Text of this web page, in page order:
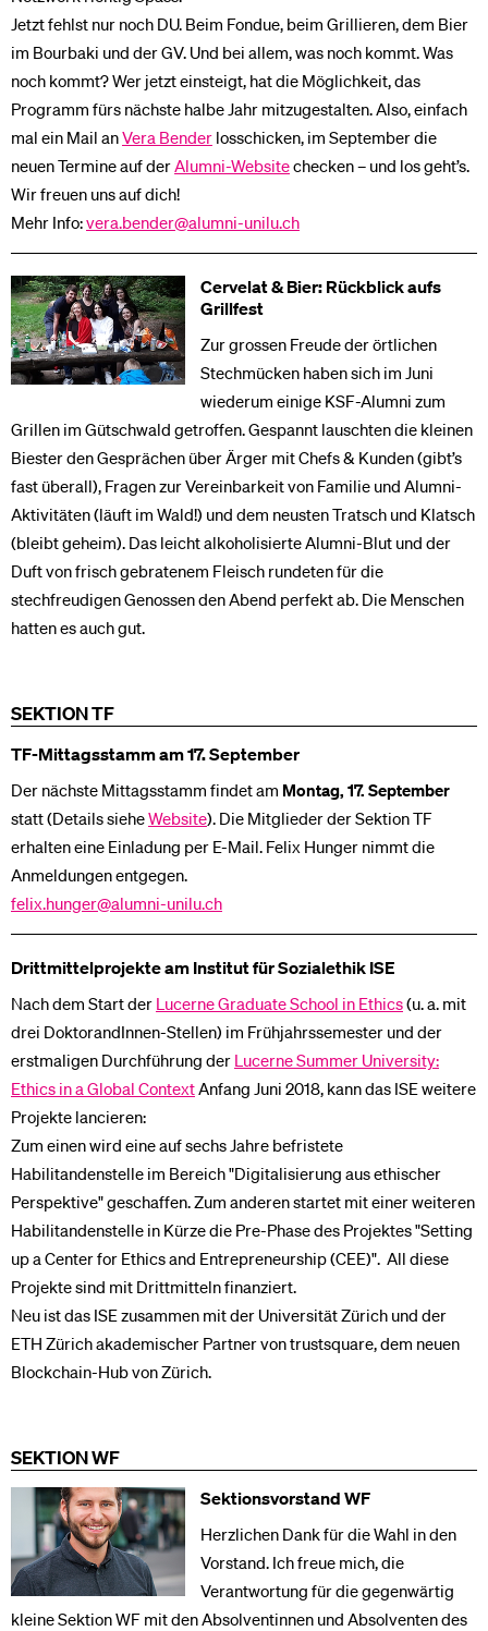
Jetzt fehlst nur noch DU. Beim Fondue, beim Grillieren, dem Bier
im Bourbaki und der GV. Und bei allem, was noch kommt. Was
noch kommt? Wer jetzt einsteigt, hat die Möglichkeit, das
Programm fürs nächste halbe Jahr mitzugestalten. Also, einfach
mal ein Mail anVera Bender losschicken, im September die
neuen Termine auf derAlumni-Websitechecken – und los geht’s.
Wir freuen uns auf dich!
Mehr Info:vera.bender@alumni-unilu.ch
Cervelat & Bier: Rückblick aufs
Grillfest
Zur grossen Freude der örtlichen
Stechmücken haben sich im Juni
wiederum einige KSF-Alumni zum
Grillen im Gütschwald getroffen. Gespannt lauschten die kleinen
Biester den Gesprächen über Ärger mit Chefs & Kunden (gibt’s
fast überall), Fragen zur Vereinbarkeit von Familie und Alumni-
Aktivitäten (läuft im Wald!) und dem neusten Tratsch und Klatsch
(bleibt geheim). Das leicht alkoholisierte Alumni-Blut und der
Duft von frisch gebratenem Fleisch rundeten für die
stechfreudigen Genossen den Abend perfekt ab. Die Menschen
hatten es auch gut.
SEKTION TF
TF-Mittagsstamm am 17. September
Der nächste Mittagsstamm findet am Montag, 17. September
statt (Details sieheWebsite). Die Mitglieder der Sektion TF
erhalten eine Einladung per E-Mail. Felix Hunger nimmt die
Anmeldungen entgegen.
felix.hunger@alumni-unilu.ch
Drittmittelprojekte am Institut für Sozialethik ISE
Nach dem Start der Lucerne Graduate School in Ethics(u. a. mit
drei DoktorandInnen-Stellen) im Frühjahrssemester und der
erstmaligen Durchführung der Lucerne Summer University:
Ethics in a Global ContextAnfang Juni 2018, kann das ISE weitere
Projekte lancieren:
Zum einen wird eine auf sechs Jahre befristete
Habilitandenstelle im Bereich "Digitalisierung aus ethischer
Perspektive" geschaffen. Zum anderen startet mit einer weiteren
Habilitandenstelle in Kürze die Pre-Phase des Projektes "Setting
up a Center for Ethics and Entrepreneurship (CEE)". All diese
Projekte sind mit Drittmitteln finanziert.
Neu ist das ISE zusammen mit der Universität Zürich und der
ETH Zürich akademischer Partner von trustsquare, dem neuen
Blockchain-Hub von Zürich.
SEKTION WF
Sektionsvorstand WF
Herzlichen Dank für die Wahl in den
Vorstand. Ich freue mich, die
Verantwortung für die gegenwärtig
kleine Sektion WF mit den Absolventinnen und Absolventen des